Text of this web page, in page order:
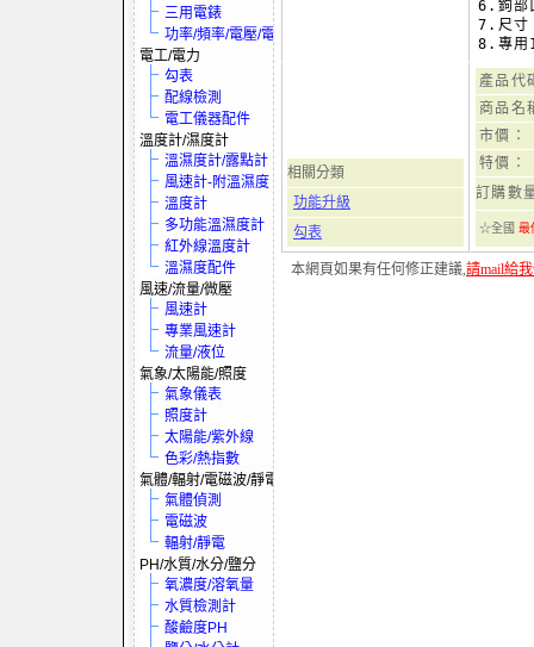
三用電錶
功率/頻率/電壓/電流
電工/電力
勾表
配線檢測
電工儀器配件
溫度計/濕度計
溫濕度計/露點計
風速計-附溫濕度
溫度計
多功能溫濕度計
紅外線溫度計
溫濕度配件
風速/流量/微壓
風速計
專業風速計
流量/液位
氣象/太陽能/照度
氣象儀表
照度計
太陽能/紫外線
色彩/熱指數
氣體/輻射/電磁波/靜電
氣體偵測
電磁波
輻射/靜電
PH/水質/水分/鹽分
氧濃度/溶氧量
水質檢測計
酸鹼度PH
6.鉤部
7.尺寸
相關分類
功能升級
勾表
產品代
商品名
市價：
特價：
訂購數
☆全國 最
本網頁如果有任何修正建議,請mail給